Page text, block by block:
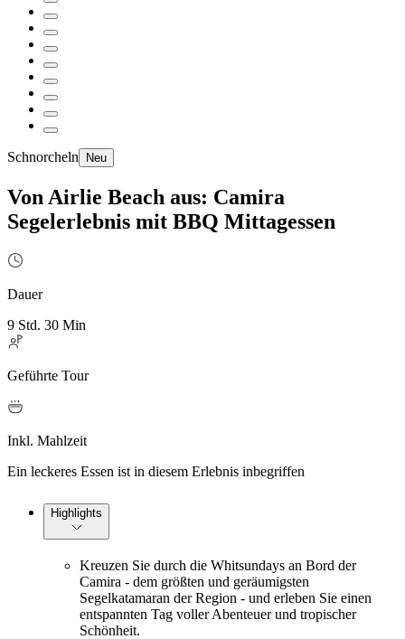
Schnorcheln Neu
Von Airlie Beach aus: Camira
Segelerlebnis mit BBQ Mittagessen
Dauer
9 Std. 30 Min
Geführte Tour
Inkl. Mahlzeit
Ein leckeres Essen ist in diesem Erlebnis inbegriffen
Highlights
Kreuzen Sie durch die Whitsundays an Bord der
Camira - dem größten und geräumigsten
Segelkatamaran der Region - und erleben Sie einen
entspannten Tag voller Abenteuer und tropischer
Schönheit.